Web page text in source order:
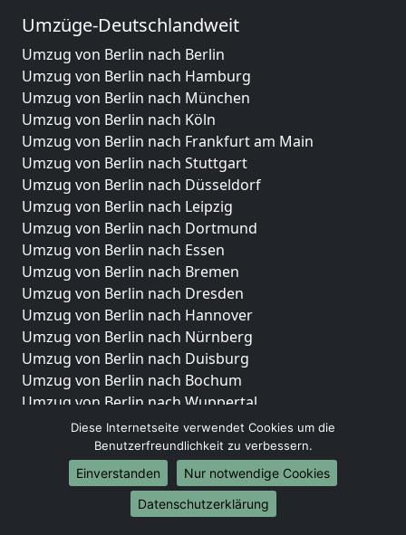
Umzüge-Deutschlandweit
Umzug von Berlin nach Berlin
Umzug von Berlin nach Hamburg
Umzug von Berlin nach München
Umzug von Berlin nach Köln
Umzug von Berlin nach Frankfurt am Main
Umzug von Berlin nach Stuttgart
Umzug von Berlin nach Düsseldorf
Umzug von Berlin nach Leipzig
Umzug von Berlin nach Dortmund
Umzug von Berlin nach Essen
Umzug von Berlin nach Bremen
Umzug von Berlin nach Dresden
Umzug von Berlin nach Hannover
Umzug von Berlin nach Nürnberg
Umzug von Berlin nach Duisburg
Umzug von Berlin nach Bochum
Umzug von Berlin nach Wuppertal
Umzug von Berlin nach Bielefeld
Umzug von Berlin nach Bonn
Umzug von Berlin nach Münster
Internationale-Umzüge
Diese Internetseite verwendet Cookies um die
Benutzerfreundlichkeit zu verbessern.
Einverstanden
Nur notwendige Cookies
Datenschutzerklärung